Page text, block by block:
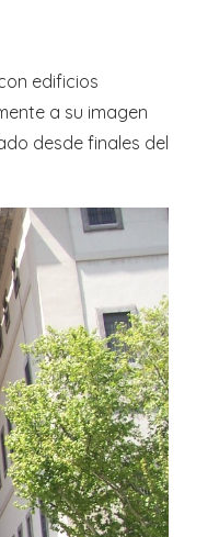
edificios
a su imagen
desde finales del